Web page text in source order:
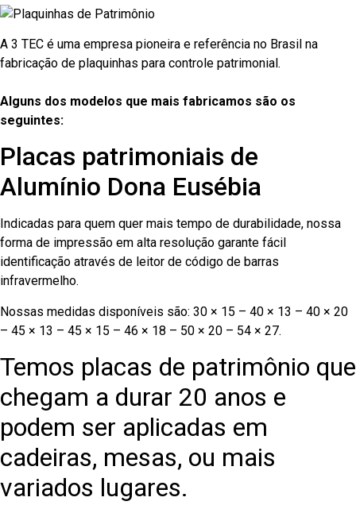
A 3 TEC é uma empresa pioneira e referência no Brasil na
fabricação de plaquinhas para controle patrimonial.
Alguns dos modelos que mais fabricamos são os
seguintes:
Placas patrimoniais de
Alumínio Dona Eusébia
Indicadas para quem quer mais tempo de durabilidade, nossa
forma de impressão em alta resolução garante fácil
identificação através de leitor de código de barras
infravermelho.
Nossas medidas disponíveis são: 30 × 15 – 40 × 13 – 40 × 20
– 45 × 13 – 45 × 15 – 46 × 18 – 50 × 20 – 54 × 27.
Temos placas de patrimônio que
chegam a durar 20 anos e
podem ser aplicadas em
cadeiras, mesas, ou mais
variados lugares.